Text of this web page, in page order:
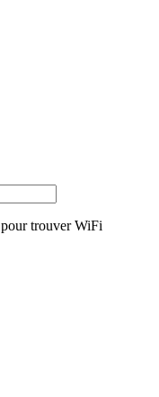
pour trouver WiFi